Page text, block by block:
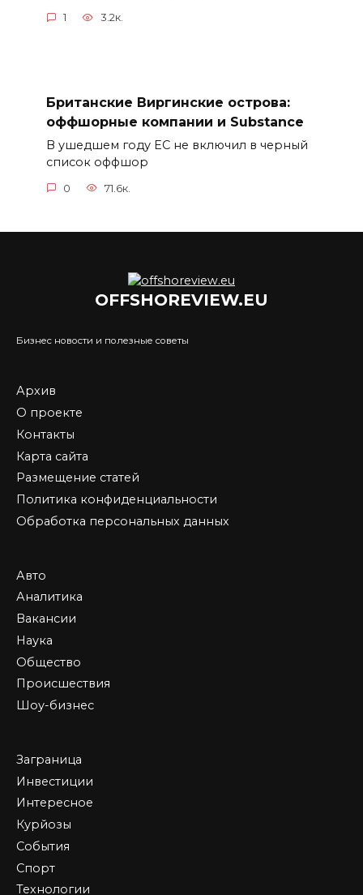
1 3.2к.
Британские Виргинские острова:
оффшорные компании и Substance
В ушедшем году ЕС не включил в черный
список оффшор
0 71.6к.
OFFSHOREVIEW.EU
Бизнес новости и полезные советы
Архив
О проекте
Контакты
Карта сайта
Размещение статей
Политика конфиденциальности
Обработка персональных данных
Авто
Аналитика
Вакансии
Наука
Общество
Происшествия
Шоу-бизнес
Заграница
Инвестиции
Интересное
Курйозы
События
Спорт
Технологии